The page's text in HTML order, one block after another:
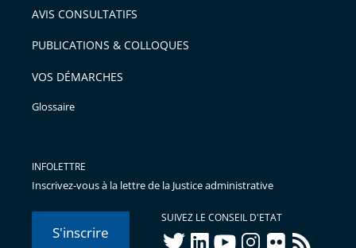
AVIS CONSULTATIFS
PUBLICATIONS & COLLOQUES
VOS DÉMARCHES
Glossaire
INFOLETTRE
Inscrivez-vous à la lettre de la Justice administrative
S'inscrire
SUIVEZ LE CONSEIL D'ETAT
twitterlinkedInyoutubeinstagram
flickr rss